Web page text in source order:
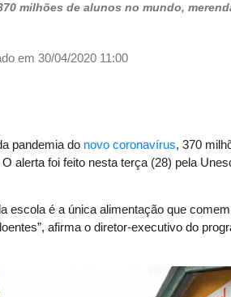
milhões de alunos no mundo,
em 30/04/2020 11:00
pandemia do novo coronavírus, 370
alerta foi feito nesta terça (28) pela
escola é a única alimentação que
afirma o diretor-executivo do